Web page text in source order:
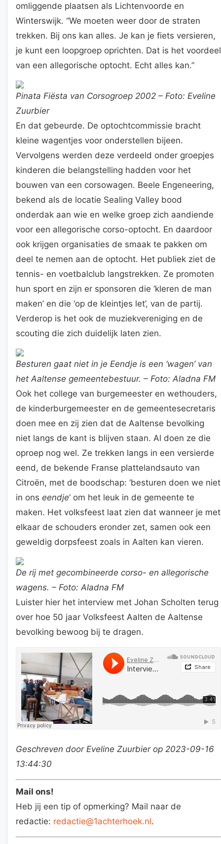
omliggende plaatsen als Lichtenvoorde en
Winterswijk. “We moeten weer door de straten
trekken. Bij ons kan alles. Je kan je fiets versieren,
je kunt een loopgroep oprichten. Dat is het voordeel
van een allegorische optocht. Echt alles kan.”
Pinata Fiësta van Corsogroep 2002 – Foto: Eveline
Zuurbier
En dat gebeurde. De optochtcommissie bracht
kleine wagentjes voor onderstellen bijeen.
Vervolgens werden deze verdeeld onder groepjes
kinderen die belangstelling hadden voor het
bouwen van een corsowagen. Beele Engeneering,
bekend als de locatie Sealing Valley bood
onderdak aan wie en welke groep zich aandiende
voor een allegorische corso-optocht. En daardoor
ook krijgen organisaties de smaak te pakken om
deel te nemen aan de optocht. Het publiek ziet de
tennis- en voetbalclub langstrekken. Ze promoten
hun sport en zijn er sponsoren die ‘kleren de man
maken’ en die ‘op de kleintjes let’, van de partij.
Verderop is het ook de muziekvereniging en de
scouting die zich duidelijk laten zien.
Besturen gaat niet in je Eendje is een ‘wagen’ van
het Aaltense gemeentebestuur. – Foto: Aladna FM
Ook het college van burgemeester en wethouders,
de kinderburgemeester en de gemeentesecretaris
doen mee en zij zien dat de Aaltense bevolking
niet langs de kant is blijven staan. Al doen ze die
oproep nog wel. Ze trekken langs in een versierde
eend, de bekende Franse plattelandsauto van
Citroën, met de boodschap: ‘besturen doen we niet
in ons eendje‘ om het leuk in de gemeente te
maken. Het volksfeest laat zien dat wanneer je met
elkaar de schouders eronder zet, samen ook een
geweldig dorpsfeest zoals in Aalten kan vieren.
De rij met gecombineerde corso- en allegorische
wagens. – Foto: Aladna FM
Luister hier het interview met Johan Scholten terug
over hoe 50 jaar Volksfeest Aalten de Aaltense
bevolking bewoog bij te dragen.
Geschreven door Eveline Zuurbier op 2023-09-16
13:44:30
Mail ons!
Heb jij een tip of opmerking? Mail naar de
redactie: redactie@1achterhoek.nl.